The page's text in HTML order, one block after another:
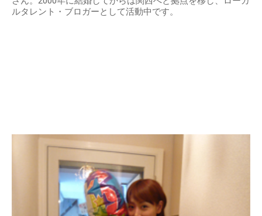
ルタレント・ブロガーとして活動中です。